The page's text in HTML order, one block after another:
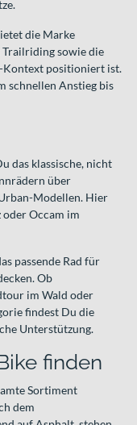
die Marke
sowie die
Kontext positioniert ist.
schnellen Anstieg bis
das klassische, nicht
über
Modellen. Hier
Occam im
passende Rad für
Ob
im Wald oder
findest Du die
Unterstützung.
finden
Sortiment
dem